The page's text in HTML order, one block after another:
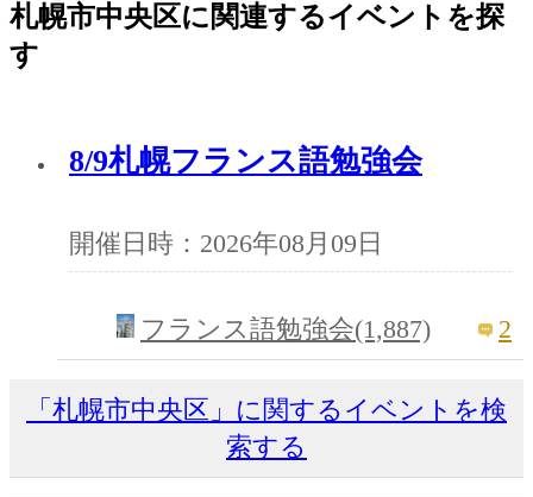
札幌市中央区に関連するイベントを探
す
8/9札幌フランス語勉強会
開催日時：2026年08月09日
フランス語勉強会(1,887) 2
「札幌市中央区」に関するイベントを検
索する